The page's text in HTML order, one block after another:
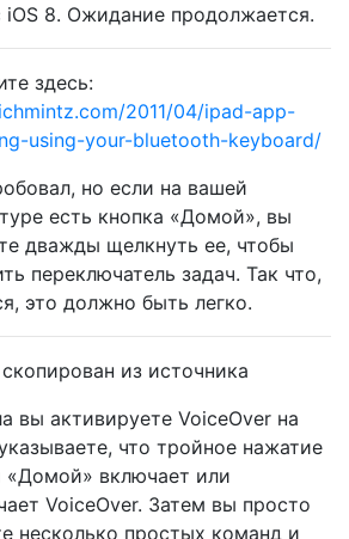
iOS 8. Ожидание продолжается.
здесь:
2011/04/ipad-app-
using-your-bluetooth-keyboard/
но если на вашей
есть кнопка «Домой», вы
дважды щелкнуть ее, чтобы
переключатель задач. Так что,
это должно быть легко.
из источника
вы активируете VoiceOver на
что тройное нажатие
«Домой» включает или
VoiceOver. Затем вы просто
несколько простых команд и